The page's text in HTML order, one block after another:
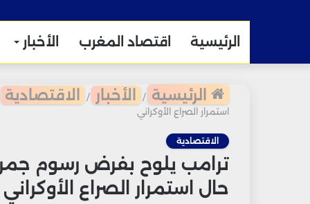
الرئيسية اقتصاد المغرب الأخبار
الرئيسية / الأخبار / الاقتصادية
استمرار الصراع الأوكراني
الاقتصادية
حال استمرار الصراع الأوكراني